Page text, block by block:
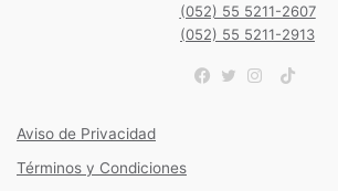
(052) 55 5211-2607
(052) 55 5211-2913
TikTok
Aviso de Privacidad
Términos y Condiciones